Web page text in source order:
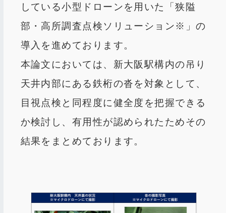
している小型ドローンを用いた「狭隘
部・高所調査点検ソリューション※」の
導入を進めております。
本論文においては、新大阪駅構内の吊り
天井内部にある鉄桁の沓を対象として、
目視点検と同程度に健全度を把握できる
か検討し、有用性が認められたためその
結果をまとめております。